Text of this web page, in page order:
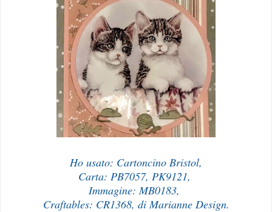
Ho usato: Cartoncino Bristol,
Carta: PB7057, PK9121,
Immagine: MB0183,
Craftables: CR1368, di Marianne Design.